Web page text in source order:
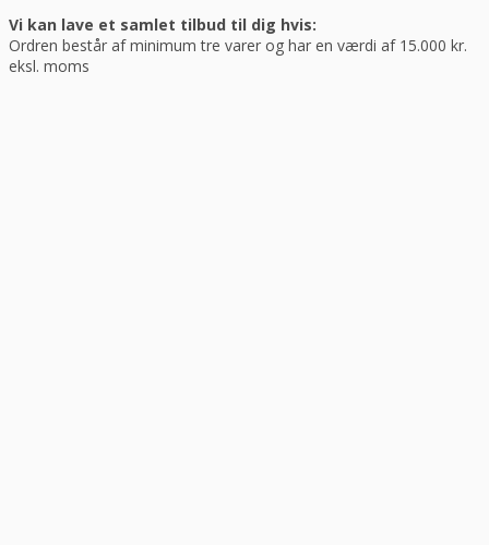
Vi kan lave et samlet tilbud til dig hvis:
Ordren består af minimum tre varer og har en værdi af 15.000 kr.
eksl. moms